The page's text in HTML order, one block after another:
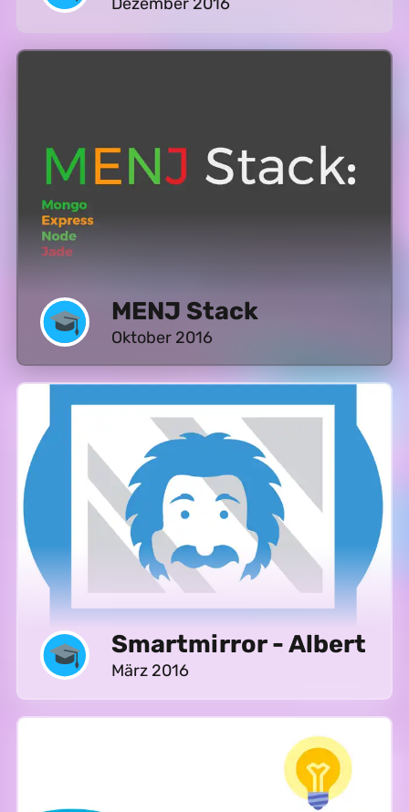
MENJ Stack
Oktober 2016
Smartmirror - Albert
März 2016